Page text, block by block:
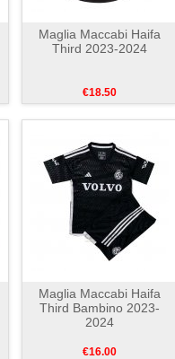
Maglia Maccabi Haifa
Third 2023-2024
€18.50
Maglia Maccabi Haifa
Third Bambino 2023-
2024
€16.00